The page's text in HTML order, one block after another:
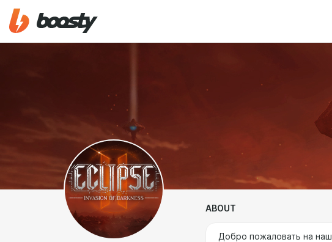
ABOUT
Добро пожаловать на наш